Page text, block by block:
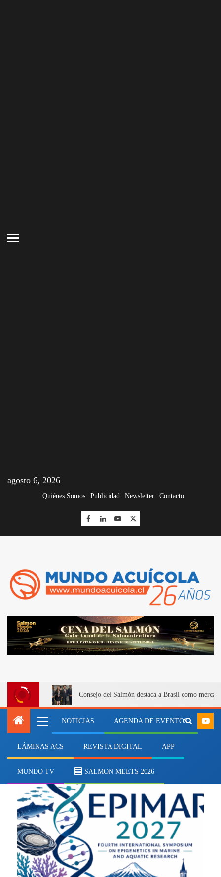
agosto 6, 2026
Quiénes Somos Publicidad Newsletter Contacto
Consejo del Salmón destaca a Brasil como
NOTICIAS AGENDA DE EVENTOS
LÁMINAS ACS REVISTA DIGITAL APP
MUNDO TV SALMON MEETS 2026
EPIMAR 2027